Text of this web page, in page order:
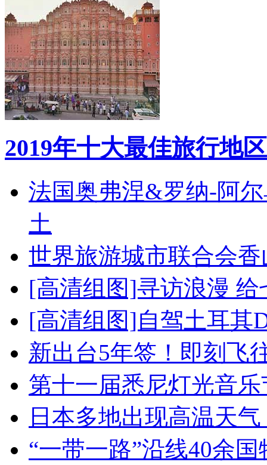
2019年十大最佳旅行地区
法国奥弗涅&罗纳-阿
土
世界旅游城市联合会
[高清组图]寻访浪漫
[高清组图]自驾土耳其
新出台5年签！即刻飞
第十一届悉尼灯光音
日本多地出现高温天
“一带一路”沿线40余